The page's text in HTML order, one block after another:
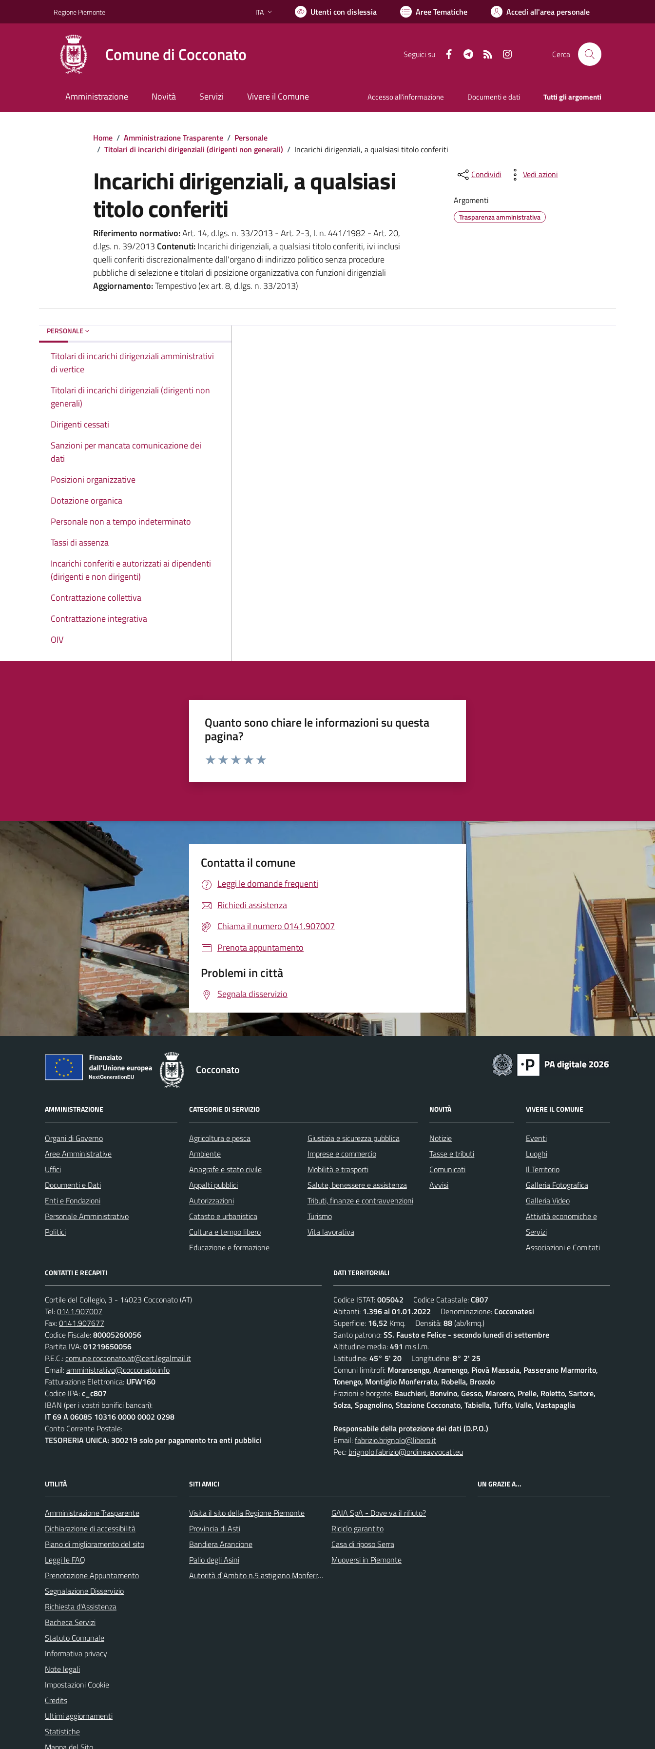
Regione Piemonte Lingua attiva:
ITA Utenti con dislessia Aree Tematiche Accedi all'area personale
Comune di Cocconato Seguici su FacebookTelegramRSS Cerca
Amministrazione Novità Servizi Vivere il Comune Accesso all'informazione Documenti e dati Tutti gli argomenti
Home / Amministrazione Trasparente / Personale
/ Titolari di incarichi dirigenziali (dirigenti non generali) / Incarichi dirigenziali, a qualsiasi titolo conferiti
Incarichi dirigenziali, a qualsiasi
titolo conferiti
Riferimento normativo:Art. 14, d.lgs. n. 33/2013 - Art. 2-3, l. n. 441/1982 - Art. 20,
d.lgs. n. 39/2013 Contenuti:Incarichi dirigenziali, a qualsiasi titolo conferiti, ivi inclusi
quelli conferiti discrezionalmente dall'organo di indirizzo politico senza procedure
pubbliche di selezione e titolari di posizione organizzativa con funzioni dirigenziali
Aggiornamento:Tempestivo (ex art. 8, d.lgs. n. 33/2013)
Condividi Vedi azioni
Argomenti
Trasparenza amministrativa
PERSONALE
Titolari di incarichi dirigenziali amministrativi
di vertice
Titolari di incarichi dirigenziali (dirigenti non
generali)
Dirigenti cessati
Sanzioni per mancata comunicazione dei
dati
Posizioni organizzative
Dotazione organica
Personale non a tempo indeterminato
Tassi di assenza
Incarichi conferiti e autorizzati ai dipendenti
(dirigenti e non dirigenti)
Contrattazione collettiva
Contrattazione integrativa
OIV
Quanto sono chiare le informazioni su questa
pagina?
Valuta da 1 a 5 stelle la pagina
Contatta il comune
Leggi le domande frequenti
Richiedi assistenza
Chiama il numero 0141.907007
Prenota appuntamento
Problemi in città
Segnala disservizio
Cocconato
AMMINISTRAZIONE
Organi di Governo
Aree Amministrative
Uffici
Documenti e Dati
Enti e Fondazioni
Personale Amministrativo
Politici
CATEGORIE DI SERVIZIO
Agricoltura e pesca
Ambiente
Anagrafe e stato civile
Appalti pubblici
Autorizzazioni
Catasto e urbanistica
Cultura e tempo libero
Educazione e formazione
Giustizia e sicurezza pubblica
Imprese e commercio
Mobilità e trasporti
Salute, benessere e assistenza
Tributi, finanze e contravvenzioni
Turismo
Vita lavorativa
NOVITÀ
Notizie
Tasse e tributi
Comunicati
Avvisi
VIVERE IL COMUNE
Eventi
Luoghi
Il Territorio
Galleria Fotografica
Galleria Video
Attività economiche e
Servizi
Associazioni e Comitati
CONTATTI E RECAPITI
Cortile del Collegio, 3 - 14023 Cocconato (AT)
Tel:0141.907007
Fax:0141.907677
Codice Fiscale:80005260056
Partita IVA:01219650056
P.E.C.:comune.cocconato.at@cert.legalmail.it
Email:amministrativo@cocconato.info
Fatturazione Elettronica: UFW160
Codice IPA:c_c807
IBAN (per i vostri bonifici bancari):
IT 69 A 06085 10316 0000 0002 0298
Conto Corrente Postale:
TESORERIA UNICA: 300219 solo per pagamento tra enti pubblici
DATI TERRITORIALI
Codice ISTAT:005042 Codice Catastale:C807
Abitanti: 1.396 al 01.01.2022 Denominazione:Cocconatesi
Superficie: 16,52 Kmq. Densità:88(ab/kmq.)
Santo patrono:SS. Fausto e Felice - secondo lunedi di settembre
Altitudine media:491 m.s.l.m.
Latitudine:45° 5' 20 Longitudine:8° 2' 25
Comuni limitrofi: Moransengo, Aramengo, Piovà Massaia, Passerano Marmorito,
Tonengo, Montiglio Monferrato, Robella, Brozolo
Frazioni e borgate: Bauchieri, Bonvino, Gesso, Maroero, Prelle, Roletto, Sartore,
Solza, Spagnolino, Stazione Cocconato, Tabiella, Tuffo, Valle, Vastapaglia
Responsabile della protezione dei dati (D.P.O.)
Email:fabrizio.brignolo@libero.it
Pec: brignolo.fabrizio@ordineavvocati.eu
UTILITÀ
Amministrazione Trasparente
Dichiarazione di accessibilità
Piano di miglioramento del sito
Leggi le FAQ
Prenotazione Appuntamento
Segnalazione Disservizio
Richiesta d'Assistenza
Bacheca Servizi
Statuto Comunale
Informativa privacy
Note legali
Impostazioni Cookie
Credits
Ultimi aggiornamenti
Statistiche
SITI AMICI
Visita il sito della Regione Piemonte
Provincia di Asti
Bandiera Arancione
Palio degli Asini
Autorità d`Ambito n.5 astigiano Monferrato
GAIA SpA - Dove va il rifiuto?
Riciclo garantito
Casa di riposo Serra
Muoversi in Piemonte
UN GRAZIE A...